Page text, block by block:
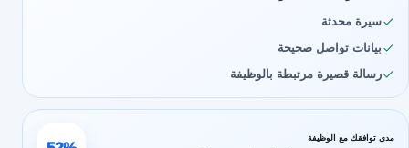
سيرة محدثة
بيانات تواصل صحيحة
رسالة قصيرة مرتبطة بالوظيفة
مدى توافقك مع الوظيفة